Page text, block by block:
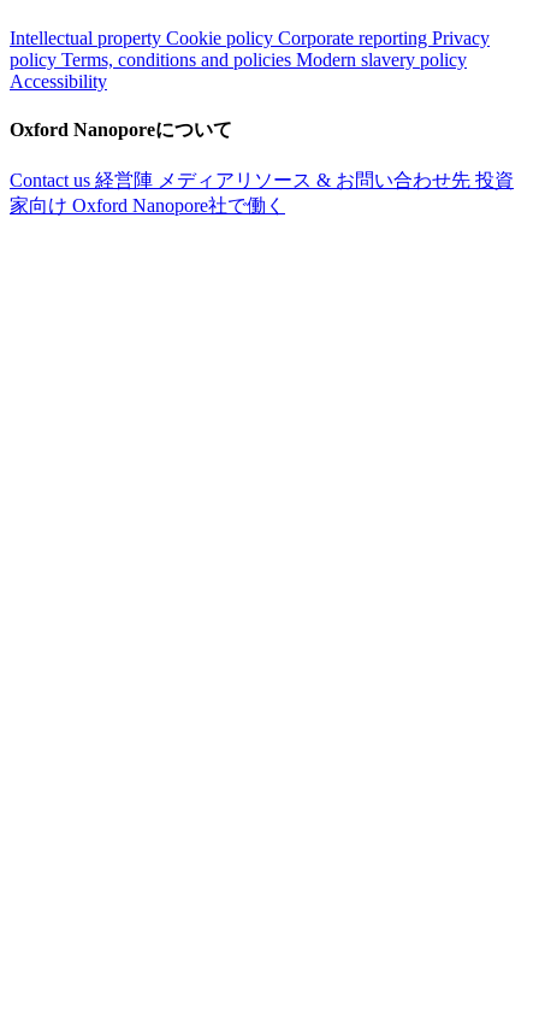
Intellectual property Cookie policy Corporate reporting Privacy
policy Terms, conditions and policies Modern slavery policy
Accessibility
Oxford Nanoporeについて
Contact us 経営陣 メディアリソース & お問い合わせ先 投資
家向け Oxford Nanopore社で働く